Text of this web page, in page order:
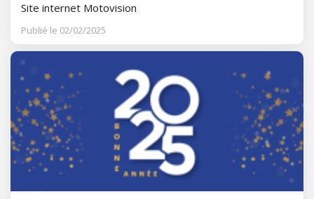
Site internet Motovision
Publié le 02/02/2025